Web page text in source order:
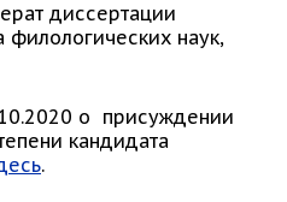
диссертации
наук,
о присуждении
кандидата
.